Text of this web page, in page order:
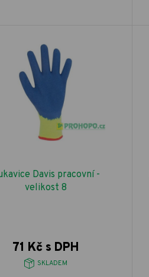
Davis pracovní -
velikost 8
71 Kč s DPH
SKLADEM